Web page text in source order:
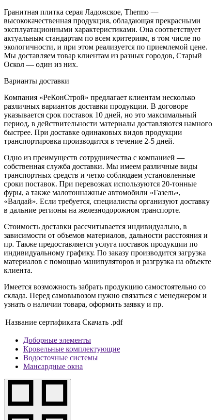
Гранитная плитка серая Ладожское, Thermo —
высококачественная продукция, обладающая прекрасными
эксплуатационными характеристиками. Она соответствует
актуальным стандартам по всем критериям, в том числе по
экологичности, и при этом реализуется по приемлемой цене.
Мы доставляем товар клиентам из разных городов, Старый
Оскол — один из них.
Варианты доставки
Компания «РеКонСтрой» предлагает клиентам несколько
различных вариантов доставки продукции. В договоре
указывается срок поставок 10 дней, но это максимальный
период, в действительности материалы доставляются намного
быстрее. При доставке одинаковых видов продукции
транспортировка производится в течение 2-5 дней.
Одно из преимуществ сотрудничества с компанией —
собственная служба доставки. Мы имеем различные виды
транспортных средств и четко соблюдаем установленные
сроки поставок. При перевозках используются 20-тонные
фуры, а также малотоннажные автомобили «Газель»,
«Валдай». Если требуется, специалисты организуют доставку
в дальние регионы на железнодорожном транспорте.
Стоимость доставки рассчитывается индивидуально, в
зависимости от объемов материалов, дальности расстояния и
пр. Также предоставляется услуга поставок продукции по
индивидуальному графику. По заказу производится загрузка
материалов с помощью манипуляторов и разгрузка на объекте
клиента.
Имеется возможность забрать продукцию самостоятельно со
склада. Перед самовывозом нужно связаться с менеджером и
узнать о наличии товара, оформить заявку и пр.
Название сертификата Скачать .pdf
Доборные элементы
Кровельные комплектующие
Водосточные системы
Мансардные окна